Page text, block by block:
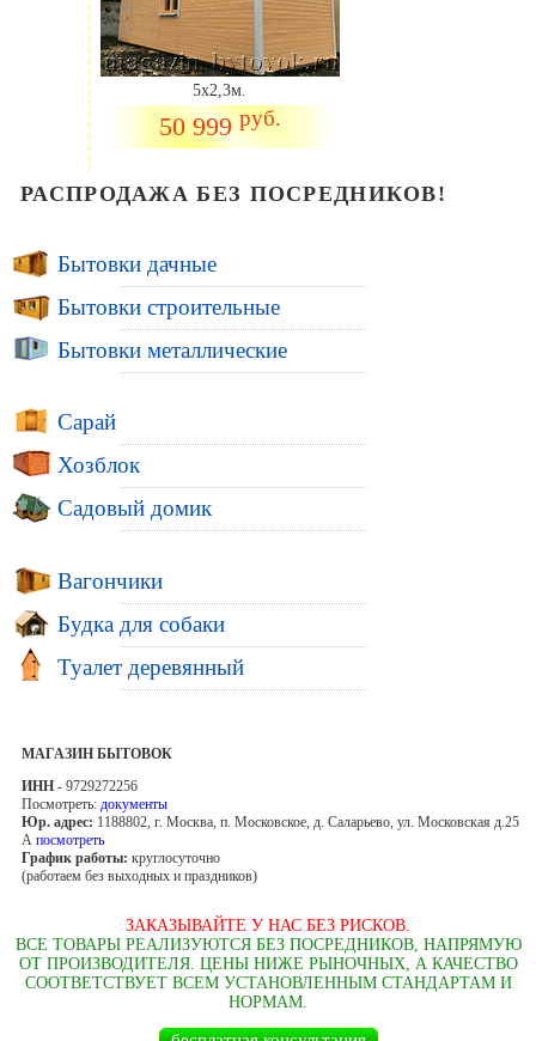
5х2,3м.
50 999руб.
РАСПРОДАЖА БЕЗ ПОСРЕДНИКОВ!
Бытовки дачные
Бытовки строительные
Бытовки металлические
Сарай
Хозблок
Садовый домик
Вагончики
Будка для собаки
Туалет деревянный
МАГАЗИН БЫТОВОК
ИНН - 9729272256
Посмотреть: документы
Юр. адрес: 1188802, г. Москва, п. Московское, д. Саларьево, ул. Московская д.25
А посмотреть
График работы: круглосуточно
(работаем без выходных и праздников)
ЗАКАЗЫВАЙТЕ У НАС БЕЗ РИСКОВ.
ВСЕ ТОВАРЫ РЕАЛИЗУЮТСЯ БЕЗ ПОСРЕДНИКОВ, НАПРЯМУЮ
ОТ ПРОИЗВОДИТЕЛЯ. ЦЕНЫ НИЖЕ РЫНОЧНЫХ, А КАЧЕСТВО
СООТВЕТСТВУЕТ ВСЕМ УСТАНОВЛЕННЫМ СТАНДАРТАМ И
НОРМАМ.